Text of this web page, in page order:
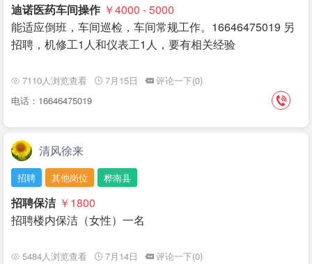
迪诺医药车间操作 ￥4000 - 5000
能适应倒班，车间巡检，车间常规工作。16646475019 另
招聘，机修工1人和仪表工1人，要有相关经验
7110人浏览查看 7月15日
评论一下(0)
电话：16646475019
清风徐来
招聘 其他岗位 桦南县
招聘保洁 ￥1800
招聘楼内保洁（女性）一名
5484人浏览查看 7月14日
评论一下(0)